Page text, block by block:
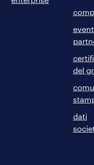
del
dati